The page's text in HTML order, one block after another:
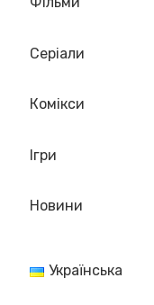
Серіали
Комікси
Ігри
Новини
Українська